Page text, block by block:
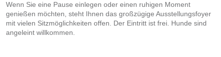
Wenn Sie eine Pause einlegen oder einen ruhigen Moment
genießen möchten, steht Ihnen das großzügige Ausstellungsfoyer
mit vielen Sitzmöglichkeiten offen. Der Eintritt ist frei. Hunde sind
angeleint willkommen.